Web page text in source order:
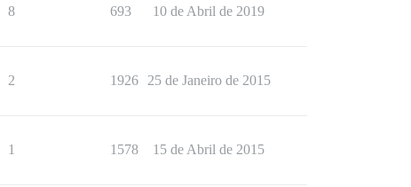
8 693 10 de Abril de 2019
2 1926 25 de Janeiro de 2015
1 1578 15 de Abril de 2015